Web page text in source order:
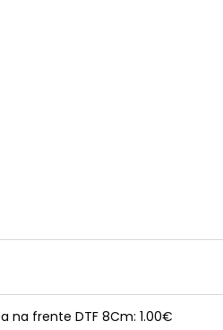
na frente DTF 8Cm: 1.00€